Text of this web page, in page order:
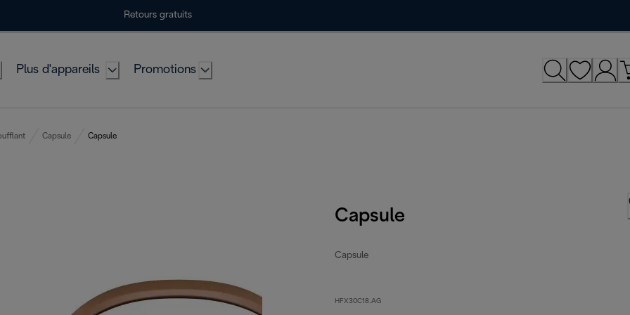
Retours gratuits
Plus d'appareils Promotions
Capsule Capsule
Capsule
Capsule
HFX30C18.AG